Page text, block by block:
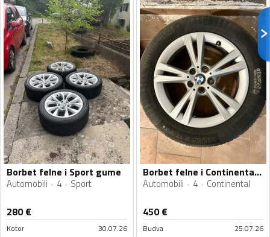
Borbet felne i Sport gume
Automobili 4 Sport
280€
Kotor 30.07.26
Borbet felne i Continental gume
Automobili 4 Continental
450€
Budva 25.07.26